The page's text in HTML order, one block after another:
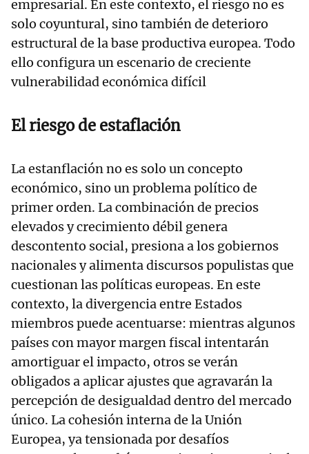
empresarial. En este contexto, el riesgo no es
solo coyuntural, sino también de deterioro
estructural de la base productiva europea. Todo
ello configura un escenario de creciente
vulnerabilidad económica difícil
El riesgo de estaflación
La estanflación no es solo un concepto
económico, sino un problema político de
primer orden. La combinación de precios
elevados y crecimiento débil genera
descontento social, presiona a los gobiernos
nacionales y alimenta discursos populistas que
cuestionan las políticas europeas. En este
contexto, la divergencia entre Estados
miembros puede acentuarse: mientras algunos
países con mayor margen fiscal intentarán
amortiguar el impacto, otros se verán
obligados a aplicar ajustes que agravarán la
percepción de desigualdad dentro del mercado
único. La cohesión interna de la Unión
Europea, ya tensionada por desafíos